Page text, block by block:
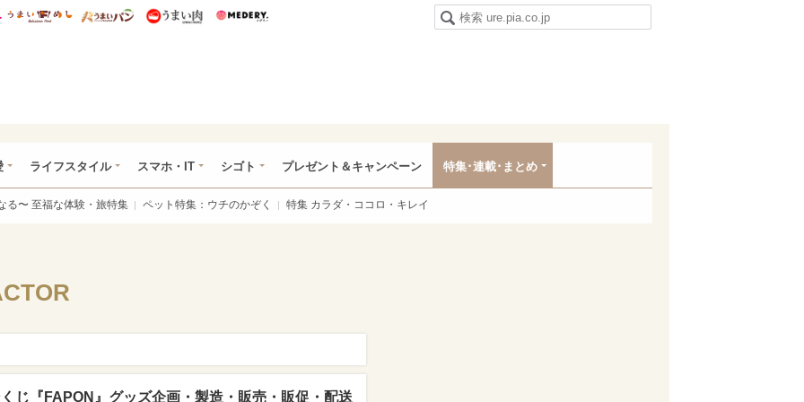
研 ディズニー特集
mimot. うまいめし うまいパン うまい肉
ライフスタイル スマホ・IT シゴト プレゼント＆キャンペーン 特集･連載･まとめ
る〜 至福な体験・旅特集 ペット特集：ウチのかぞく 特集 カラダ・ココロ・キレイ
じ『FAPON』グッズ企画・製造・販売・販促・配送